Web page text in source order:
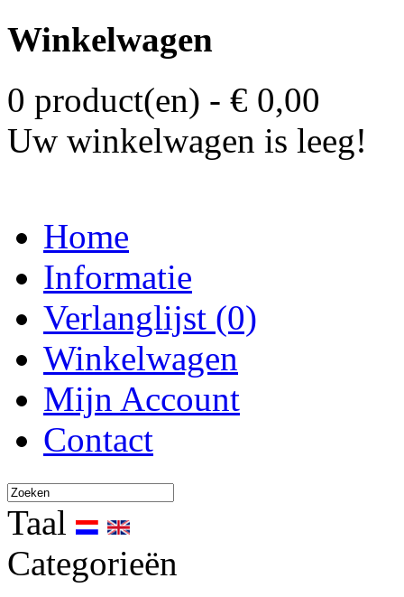
Winkelwagen
0 product(en) - € 0,00
Uw winkelwagen is leeg!
Home
Informatie
Verlanglijst (0)
Winkelwagen
Mijn Account
Contact
Taal
Categorieën